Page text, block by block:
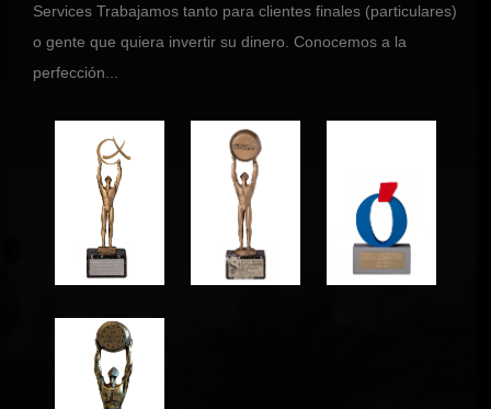
Services Trabajamos tanto para clientes finales (particulares)
o gente que quiera invertir su dinero. Conocemos a la
perfección...